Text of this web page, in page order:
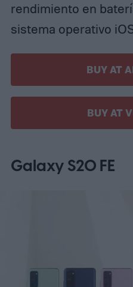
rendimiento en
sistema operativo
BUY AT
BUY AT
Galaxy S20 FE